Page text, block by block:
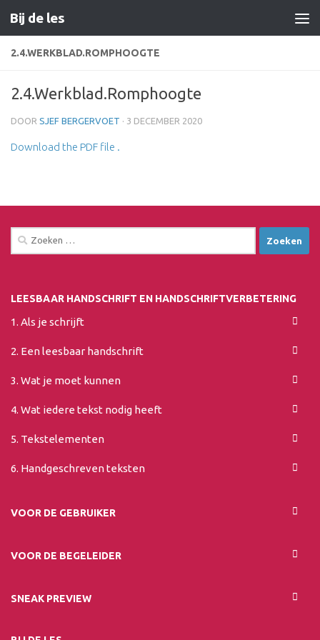
Doorgaan naar inhoud
Bij de les
2.4.WERKBLAD.ROMPHOOGTE
2.4.Werkblad.Romphoogte
DOOR SJEF BERGERVOET · 3 DECEMBER 2020
Download the PDF file .
Zoeken
naar:
LEESBAAR HANDSCHRIFT EN HANDSCHRIFTVERBETERING
1. Als je schrijft
2. Een leesbaar handschrift
3. Wat je moet kunnen
4. Wat iedere tekst nodig heeft
5. Tekstelementen
6. Handgeschreven teksten
VOOR DE GEBRUIKER
VOOR DE BEGELEIDER
SNEAK PREVIEW